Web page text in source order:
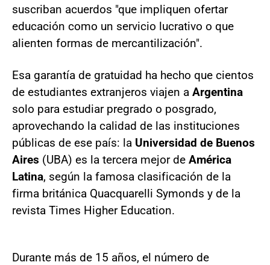
suscriban acuerdos "que impliquen ofertar
educación como un servicio lucrativo o que
alienten formas de mercantilización".
Esa garantía de gratuidad ha hecho que cientos
de estudiantes extranjeros viajen a Argentina
solo para estudiar pregrado o posgrado,
aprovechando la calidad de las instituciones
públicas de ese país: la Universidad de Buenos
Aires (UBA) es la tercera mejor de América
Latina, según la famosa clasificación de la
firma británica Quacquarelli Symonds y de la
revista Times Higher Education.
Durante más de 15 años, el número de